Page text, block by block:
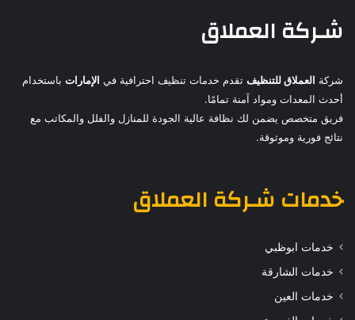
شـركة العملاق
شركة العملاق للتنظيف تقدم خدمات تنظيف احترافية في الإمارات باستخدام
أحدث المعدات ومواد آمنة تمامًا.
فريق متخصص يضمن لك نظافة عالية الجودة للمنازل والفلل والمكاتب مع
نتائج فورية وموثوقة.
خدمات شـركة العملاق
خدمات ابوظبي
خدمات الشارقة
خدمات العين